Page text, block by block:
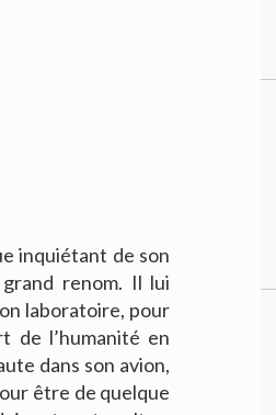
inquiétant de son
renom. Il lui
laboratoire, pour
de l’humanité en
dans son avion,
être de quelque